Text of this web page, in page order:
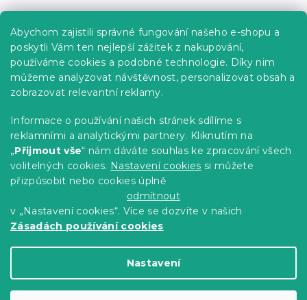
Abychom zajistili správné fungování našeho e-shopu a
poskytli Vám ten nejlepší zážitek z nakupování,
používáme cookies a podobné technologie. Díky nim
můžeme analyzovat návštěvnost, personalizovat obsah a
zobrazovat relevantní reklamy.
Informace o používání našich stránek sdílíme s
reklamními a analytickými partnery. Kliknutím na
„Přijmout vše“ nám dáváte souhlas ke zpracování všech
volitelných cookies. Nastavení cookies si můžete
přizpůsobit nebo cookies úplně
odmítnout
v „Nastavení cookies“. Více se dozvíte v našich
Zásadách používání cookies
Nastavení
Kariéra
Poptávky a B2B spolupráce
Proč se u nás registrovat?
Věrnostní program - Sleva až 10 %
Návody
Tabulky velikostí
Blog
Copyright 2026Výprodej povlečení. Všechna